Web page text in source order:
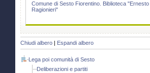
Comune di Sesto Fiorentino. Biblioteca "Ernesto
Ragionieri"
Chiudi albero Espandi albero
Lega poi comunità di Sesto
Deliberazioni e partiti